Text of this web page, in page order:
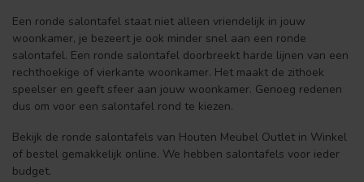
Een ronde salontafel staat niet alleen vriendelijk in jouw
woonkamer, je bezeert je ook minder snel aan een ronde
salontafel. Een ronde salontafel doorbreekt harde lijnen van een
rechthoekige of vierkante woonkamer. Het maakt de zithoek
speelser en geeft sfeer aan jouw woonkamer. Genoeg redenen
dus om voor een salontafel rond te kiezen.
Bekijk de ronde salontafels van Houten Meubel Outlet in Winkel
of bestel gemakkelijk online. We hebben salontafels voor ieder
budget.